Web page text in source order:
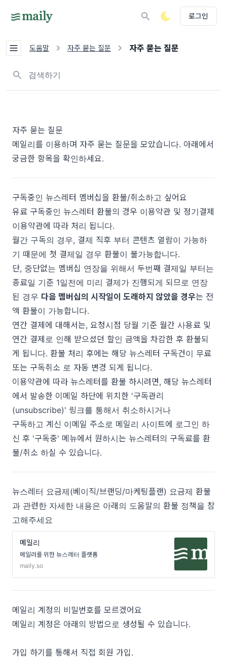
로그인
도움말 자주 묻는 질문 자주 묻는 질문
뉴스레터, 태그 검색하기
자주 묻는 질문
메일리를 이용하며 자주 묻는 질문을 모았습니다. 아래에서
궁금한 항목을 확인하세요.
구독중인 뉴스레터 멤버십을 환불/취소하고 싶어요
유료 구독중인 뉴스레터 환불의 경우 이용약관 및 정기결제
이용약관에 따라 처리 됩니다.
월간 구독의 경우, 결제 직후 부터 콘텐츠 열람이 가능하
기 때문에 첫 결제일 경우 환불이 불가능합니다.
단, 중단없는 멤버십 연장을 위해서 두번째 결제일 부터는
종료일 기준 1일전에 미리 결제가 진행되게 되므로 연장
된 경우 다음 멤버십의 시작일이 도래하지 않았을 경우는 전
액 환불이 가능합니다.
연간 결제에 대해서는, 요청시점 당월 기준 월간 사용료 및
연간 결제로 인해 받으셨던 할인 금액을 차감한 후 환불되
게 됩니다. 환불 처리 후에는 해당 뉴스레터 구독건이 무료
또는 구독취소 로 자동 변경 되게 됩니다.
이용약관에 따라 뉴스레터를 환불 하시려면, 해당 뉴스레터
에서 발송한 이메일 하단에 위치한 '구독관리
(unsubscribe)' 링크를 통해서 취소하시거나
구독하고 계신 이메일 주소로 메일리 사이트에 로그인 하
신 후 '구독중' 메뉴에서 원하시는 뉴스레터의 구독료를 환
불/취소 하실 수 있습니다.
뉴스레터 요금제(베이직/브랜딩/마케팅플랜) 요금제 환불
과 관련한 자세한 내용은 아래의 도움말의 환불 정책을 참
고해주세요
메일리
메일러를 위한 뉴스레터 플랫폼
maily.so
메일리 계정의 비밀번호를 모르겠어요
메일리 계정은 아래의 방법으로 생성될 수 있습니다.
가입 하기를 통해서 직접 회원 가입.